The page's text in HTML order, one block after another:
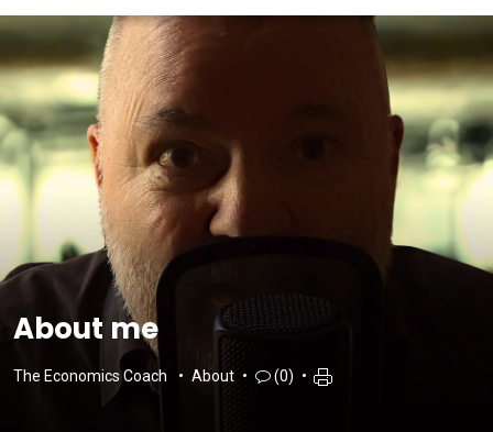
About me
The Economics Coach About (0)